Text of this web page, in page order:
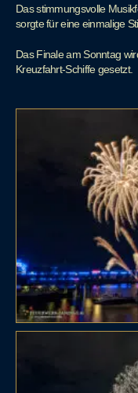
Das stimmungsvolle
sorgte für eine einmalige
Das Finale am Sonntag
Kreuzfahrt-Schiffe gesetzt.